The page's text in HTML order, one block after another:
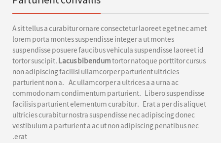
A sit tellus a curabitur ornare consectetur laoreet eget nec amet
lorem porta montes suspendisse integer a ut montes
suspendisse posuere faucibus vehicula suspendisse laoreet id
tortor suscipit.Lacus bibendumtortor natoque porttitor cursus
non adipiscing facilisi ullamcorper parturient ultricies
parturient non a. Ac ullamcorper a ultrices a a urna ac
commodo nam condimentum parturient. Libero suspendisse
facilisis parturient elementum curabitur. Erat a per dis aliquet
ultricies curabitur nostra suspendisse nec adipiscing donec
vestibulum a parturient a ac ut non adipiscing penatibus nec
erat.